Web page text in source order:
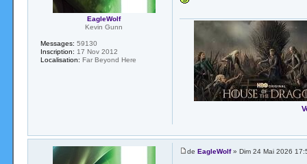
EagleWolf
Kevin Gunn
Messages: 59130
Inscription: 17 Nov 2012
Localisation: Far Beyond Here
de EagleWolf» Dim 24 Mai 2026